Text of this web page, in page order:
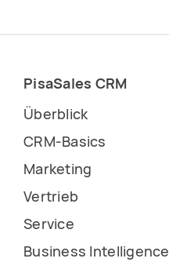
PisaSales CRM
Überblick
CRM-Basics
Marketing
Vertrieb
Service
Business Intelligence